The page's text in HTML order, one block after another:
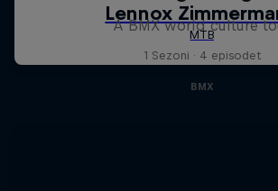
A BMX world culture
1 Sezoni · 4 episodet
BMX